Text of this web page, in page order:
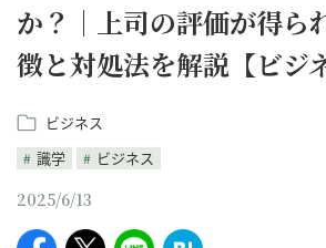
か？｜上司の評価が得ら
徴と対処法を解説【ビジ
ビジネス
識学
ビジネス
2025/6/13